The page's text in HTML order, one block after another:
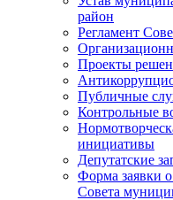
район
Регламент
Проекты
Публичные
Контрольные
инициативы
Депутатские
Форма заявки
Совета